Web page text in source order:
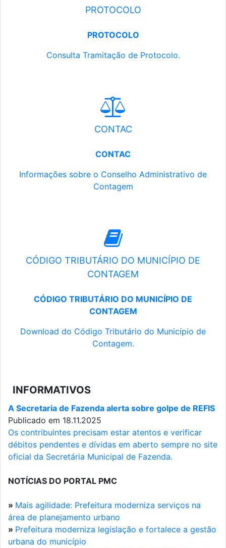
PROTOCOLO
PROTOCOLO
Consulta Tramitação de Protocolo.
CONTAC
CONTAC
Informações sobre o Conselho Administrativo de
Contagem
CÓDIGO TRIBUTÁRIO DO MUNICÍPIO DE
CONTAGEM
CÓDIGO TRIBUTÁRIO DO MUNICÍPIO DE
CONTAGEM
Download do Código Tributário do Município de
Contagem.
INFORMATIVOS
A Secretaria de Fazenda alerta sobre golpe de REFIS
Publicado em 18.11.2025
Os contribuintes precisam estar atentos e verificar
débitos pendentes e dívidas em aberto sempre no site
oficial da Secretária Municipal de Fazenda.
NOTÍCIAS DO PORTAL PMC
» Mais agilidade: Prefeitura moderniza serviços na
área de planejamento urbano
» Prefeitura moderniza legislação e fortalece a gestão
urbana do município